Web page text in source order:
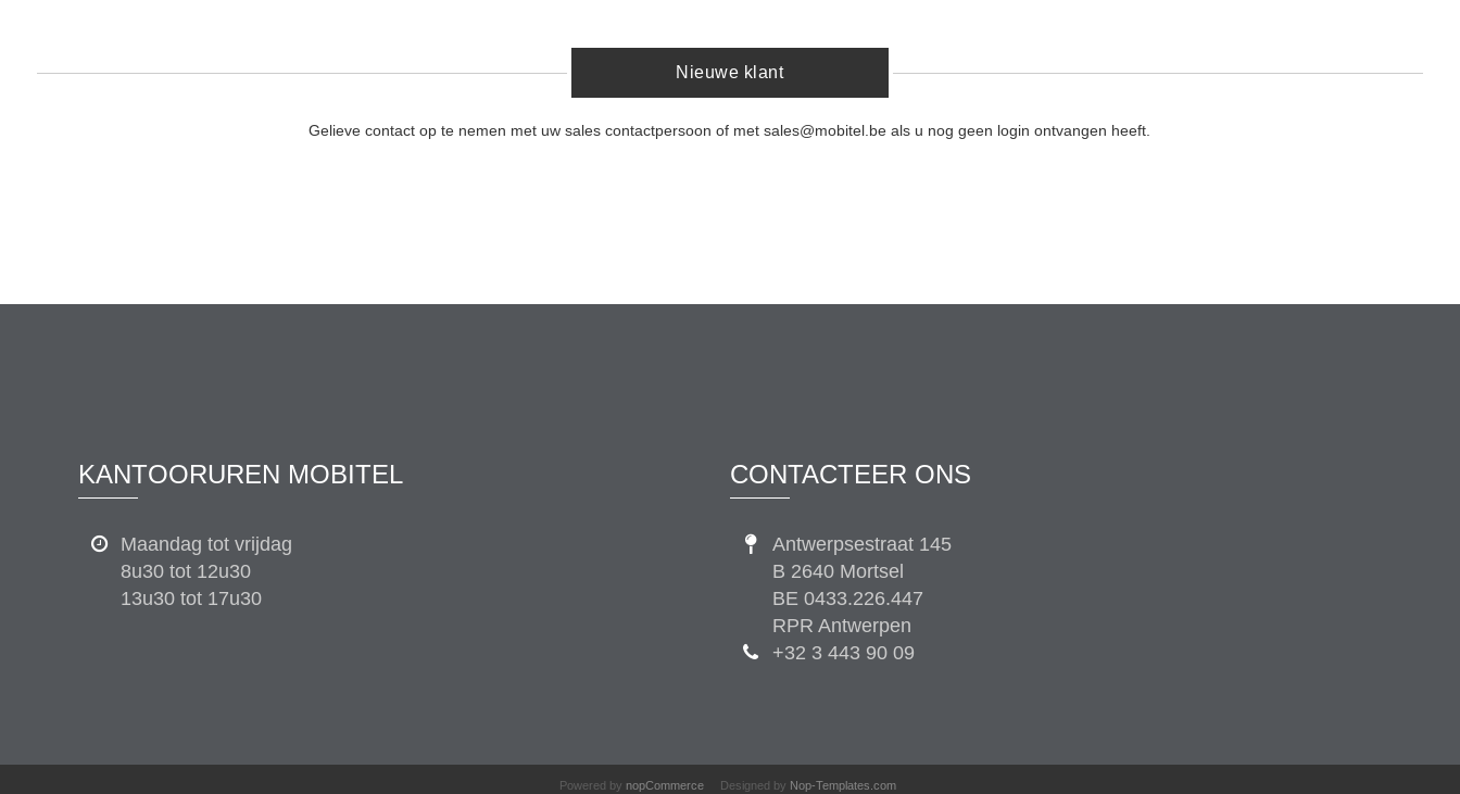
Nieuwe klant
Gelieve contact op te nemen met uw sales contactpersoon of met sales@mobitel.be als u nog geen login ontvangen heeft.
KANTOORUREN MOBITEL
Maandag tot vrijdag
8u30 tot 12u30
13u30 tot 17u30
CONTACTEER ONS
Antwerpsestraat 145
B 2640 Mortsel
BE 0433.226.447
RPR Antwerpen
+32 3 443 90 09
Powered by nopCommerce Designed by Nop-Templates.com